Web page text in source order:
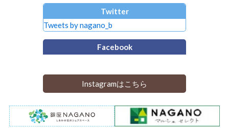
Twitter
Tweets by nagano_b
Facebook
Instagramはこちら